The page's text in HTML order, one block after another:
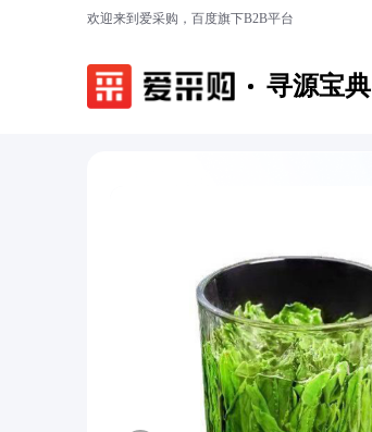
欢迎来到爱采购，百度旗下B2B平台
寻源宝典